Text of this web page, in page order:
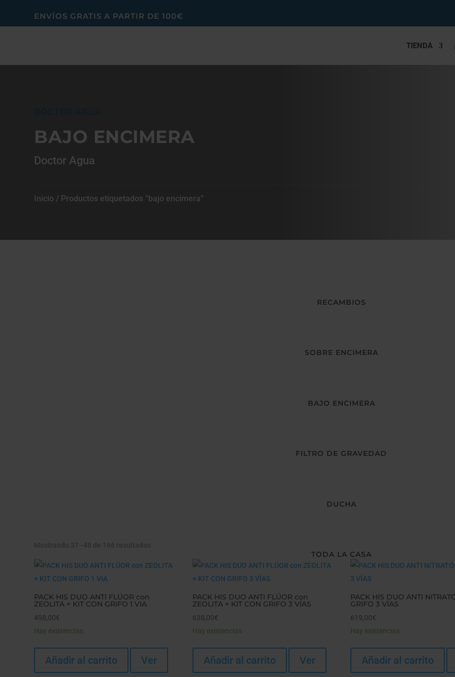
ENVÍOS GRATIS A PARTIR DE 100€
TIENDA
BAJO ENCIMERA
Doctor Agua
Inicio / Productos etiquetados “bajo encimera”
RECAMBIOS
SOBRE ENCIMERA
BAJO ENCIMERA
FILTRO DE GRAVEDAD
DUCHA
TODA LA CASA
PACK HIS DUO ANTI FLÚOR con
ZEOLITA + KIT CON GRIFO 1 VIA
498,00€
Hay existencias
Añadir al carrito Ver
PACK HIS DUO ANTI FLÚOR con
ZEOLITA + KIT CON GRIFO 3 VÍAS
638,00€
Hay existencias
Añadir al carrito Ver
PACK HIS DUO ANTI
GRIFO 3 VÍAS
619,00€
Hay existencias
Añadir al carrito